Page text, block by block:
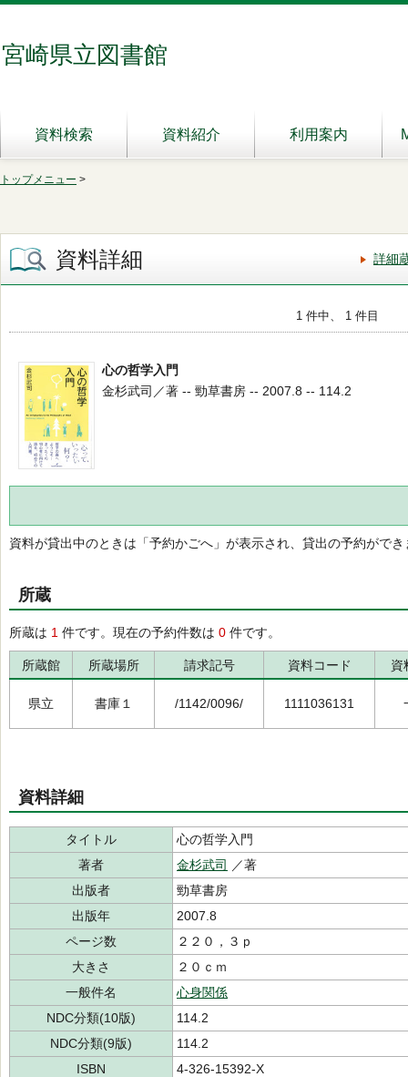
宮崎県立図書館
資料検索 資料紹介 利用案内
トップメニュー >
資料詳細 詳細
1 件中、 1 件目
心の哲学入門
金杉武司／著 -- 勁草書房 -- 2007.8 -- 114.2
資料が貸出中のときは「予約かごへ」が表示され、貸出の予約ができ
所蔵
所蔵は 1 件です。現在の予約件数は 0 件です。
所蔵館 所蔵場所 請求記号 資料コード 資
県立 書庫１ /1142/0096/ 1111036131
資料詳細
タイトル
心の哲学入門
著者
金杉武司
／著
出版者
勁草書房
出版年
2007.8
ページ数
２２０，３ｐ
大きさ
２０ｃｍ
一般件名
心身関係
NDC分類(10版)
114.2
NDC分類(9版)
114.2
ISBN
4-326-15392-X